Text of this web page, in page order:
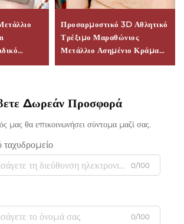
Προσαρμοστικό 3D Αθλητικό
Τρέξιμο Μαραθώνιος
Μετάλλιο Ασημένιο Κράμα
Δωρεάν Προσφορά
μας θα επικοινωνήσει σύντομα μαζί σας.
ταχυδρομείο
0/100
0/100